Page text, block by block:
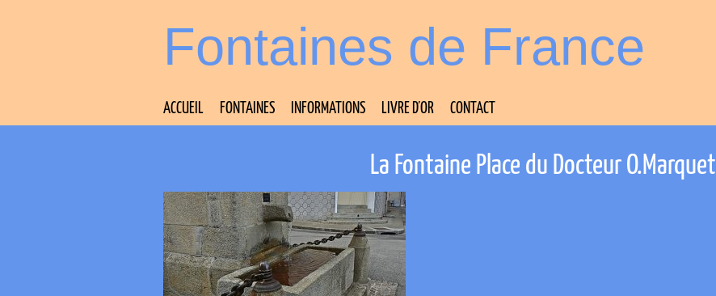
Fontaines de France
ACCUEIL FONTAINES INFORMATIONS LIVRE D’OR CONTACT
La Fontaine Place du Docteur O.Marquet